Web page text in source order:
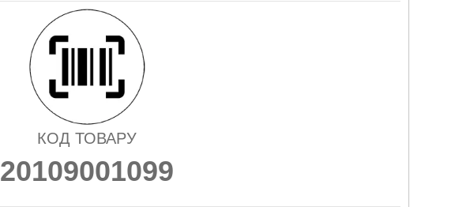
КОД ТОВАРУ
20109001099